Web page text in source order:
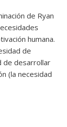
de Ryan
humana.
de
de desarrollar
(la necesidad